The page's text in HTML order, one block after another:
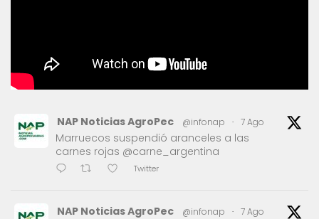
NAP Noticias AgroPec @infonap · 7 Ago
Marruecos suspendió aranceles a las
carnes rojas @carne_argentina
Twitter
NAP Noticias AgroPec @infonap · 7 Ago